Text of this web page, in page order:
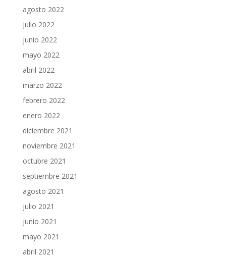
agosto 2022
julio 2022
junio 2022
mayo 2022
abril 2022
marzo 2022
febrero 2022
enero 2022
diciembre 2021
noviembre 2021
octubre 2021
septiembre 2021
agosto 2021
julio 2021
junio 2021
mayo 2021
abril 2021